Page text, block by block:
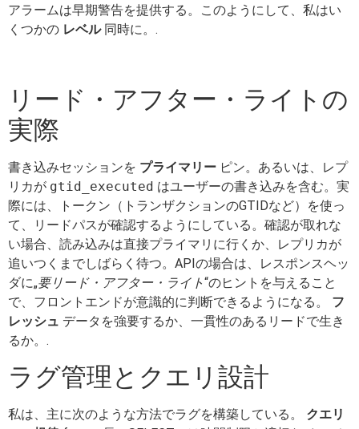
アラームは早期警告を提供する。このようにして、私はい
くつかの レベル同時に。.
リード・アフター・ライトの
実際
書き込みセッションを プライマリー ピン。あるいは、レプ
リカが gtid_executed はユーザーの書き込みを含む。実
際には、トークン（トランザクションのGTIDなど）を使っ
て、リードパスが確認するようにしている。確認が取れな
い場合、読み込みは直接プライマリに行くか、レプリカが
追いつくまでしばらく待つ。APIの場合は、レスポンスヘッ
ダに„要リード・アフター・ライト“のヒントを与えること
で、フロントエンドが意識的に判断できるようになる。 フ
レッシュ データを強要するか、一貫性のあるリードで生き
るか。.
ラグ管理とクエリ設計
私は、主に次のような方法でラグを構築している。 クエリ